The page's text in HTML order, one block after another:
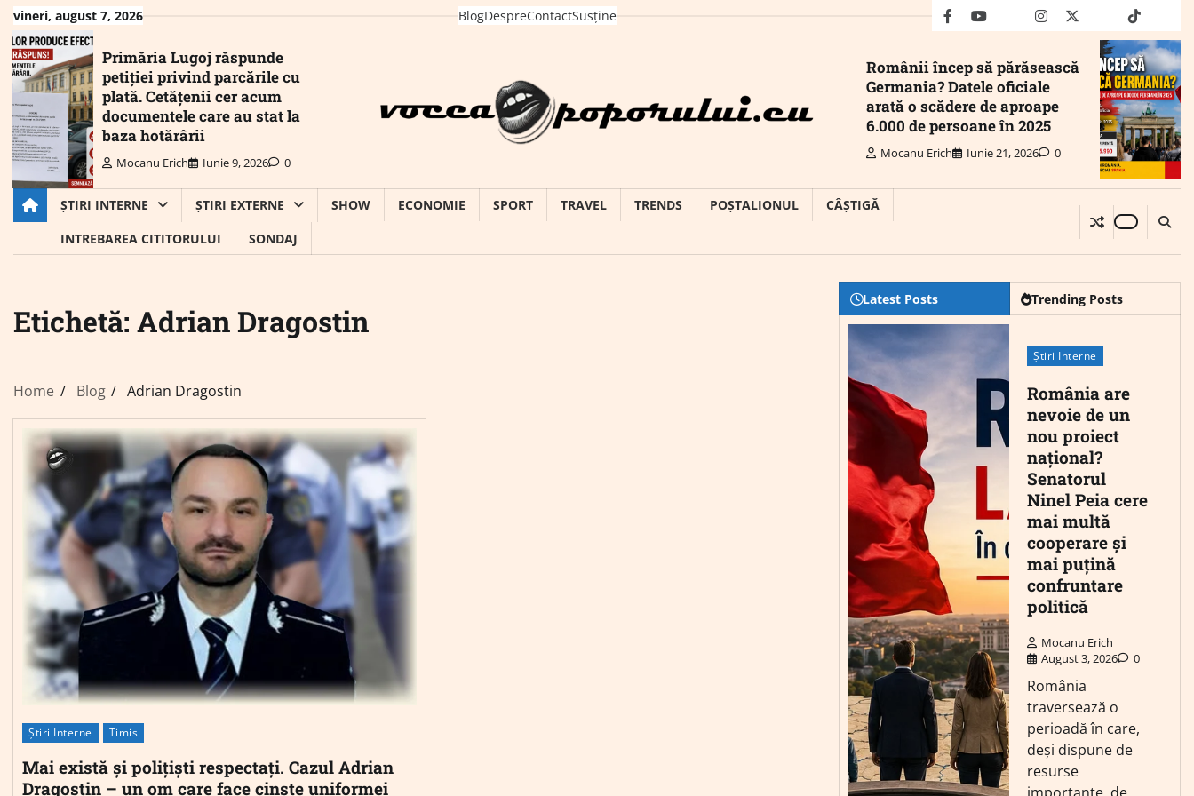
Skip
content
vineri, august 7, 2026 BlogDespreContactSusține facebookyoutubeMailinstagram
twitter truthtiktok
Primăria Lugoj răspunde
petiției privind parcările cu
plată. Cetățenii cer acum
documentele care au stat la
baza hotărârii
Mocanu Erich Iunie 9, 2026 0
Românii încep să părăsească
Germania? Datele oficiale
arată o scădere de aproape
6.000 de persoane în 2025
Mocanu Erich Iunie 21, 2026 0
ȘTIRI INTERNE ȘTIRI EXTERNE SHOW ECONOMIE SPORT TRAVEL TRENDS POȘTALIONUL
CÂȘTIGĂ
INTREBAREA CITITORULUI
SONDAJ
Etichetă: Adrian Dragostin
Home Blog Adrian Dragostin
Știri Interne Timis
Mai există și polițiști respectați. Cazul Adrian
Dragostin – un om care face cinste uniformei
Latest Posts Trending Posts
Știri Interne
România are
nevoie de un
nou proiect
național?
Senatorul
Ninel Peia cere
mai multă
cooperare și
mai puțină
confruntare
politică
Mocanu Erich
August 3, 2026
0
România
traversează o
perioadă în care,
deși dispune de
resurse